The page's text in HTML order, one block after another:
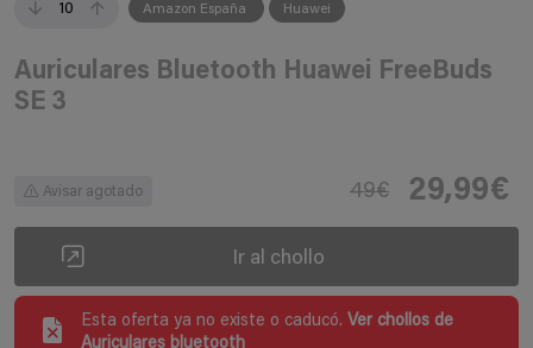
10 Amazon España Huawei
Auriculares Bluetooth Huawei FreeBuds
SE 3
Avisar agotado 49€ 29,99€
Ir al chollo
Esta oferta ya no existe o caducó. Ver chollos de
Auriculares bluetooth